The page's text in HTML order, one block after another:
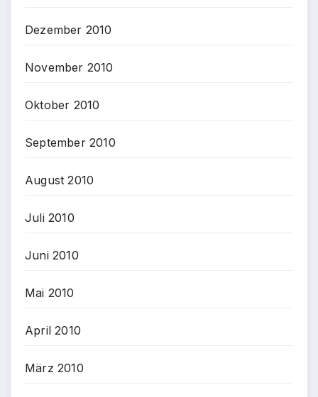
Dezember 2010
November 2010
Oktober 2010
September 2010
August 2010
Juli 2010
Juni 2010
Mai 2010
April 2010
März 2010